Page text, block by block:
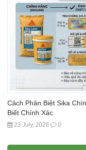
Cách Phân Biệt Sika
Biết Chính Xác
23 July, 2026 0